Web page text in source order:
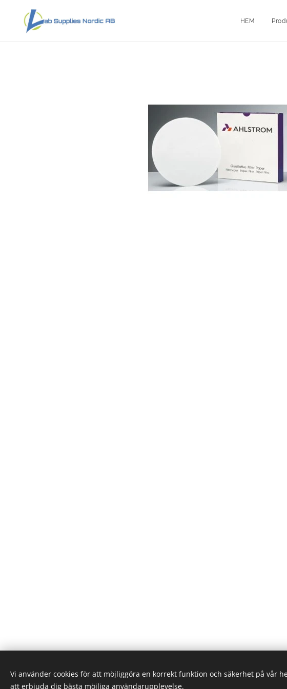
HEM
© 2024 Lab Supplies
Vi använder cookies för att möjliggöra en korrekt funktion och säkerhet på vår
att erbjuda dig bästa möjliga användarupplevelse.